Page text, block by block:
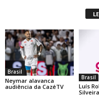
Brasil
Neymar alavanca
audiência da CazéTV
Brasil
Luís